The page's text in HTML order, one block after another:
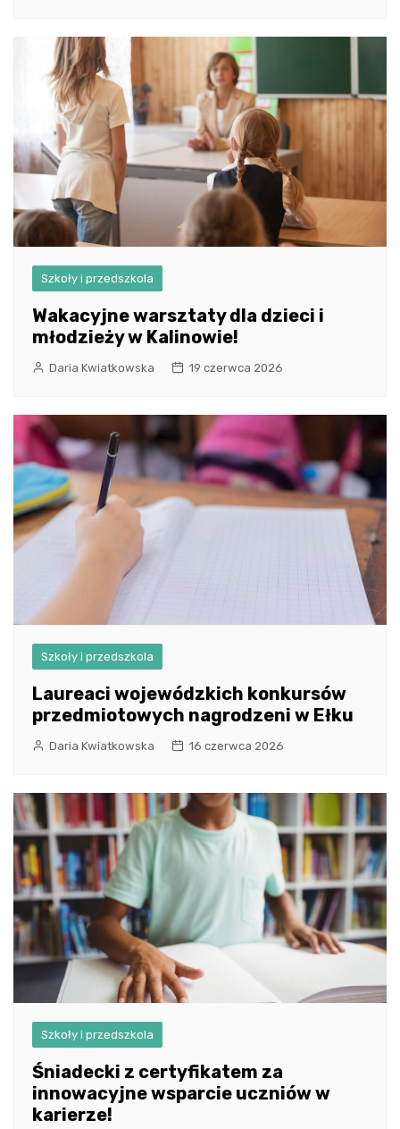
Szkoły i przedszkola
Wakacyjne warsztaty dla dzieci i
młodzieży w Kalinowie!
Daria Kwiatkowska 19 czerwca 2026
Szkoły i przedszkola
Laureaci wojewódzkich konkursów
przedmiotowych nagrodzeni w Ełku
Daria Kwiatkowska 16 czerwca 2026
Szkoły i przedszkola
Śniadecki z certyfikatem za
innowacyjne wsparcie uczniów w
karierze!